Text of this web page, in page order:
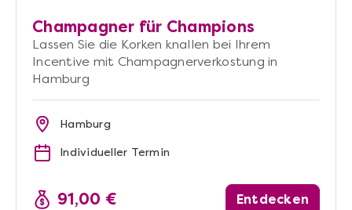
Champagner für Champions
Lassen Sie die Korken knallen bei Ihrem
Incentive mit Champagnerverkostung in
Hamburg
Hamburg
Individueller Termin
91,00 € Entdecken